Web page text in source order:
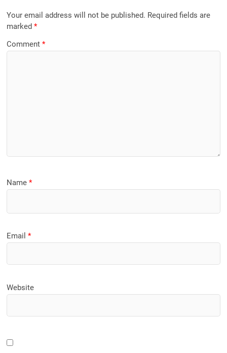
Your email address will not be published. Required fields are
marked*
Comment*
Name*
Email*
Website